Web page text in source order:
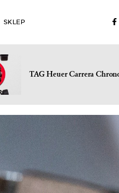
SKLEP
TAG Heuer Carrera